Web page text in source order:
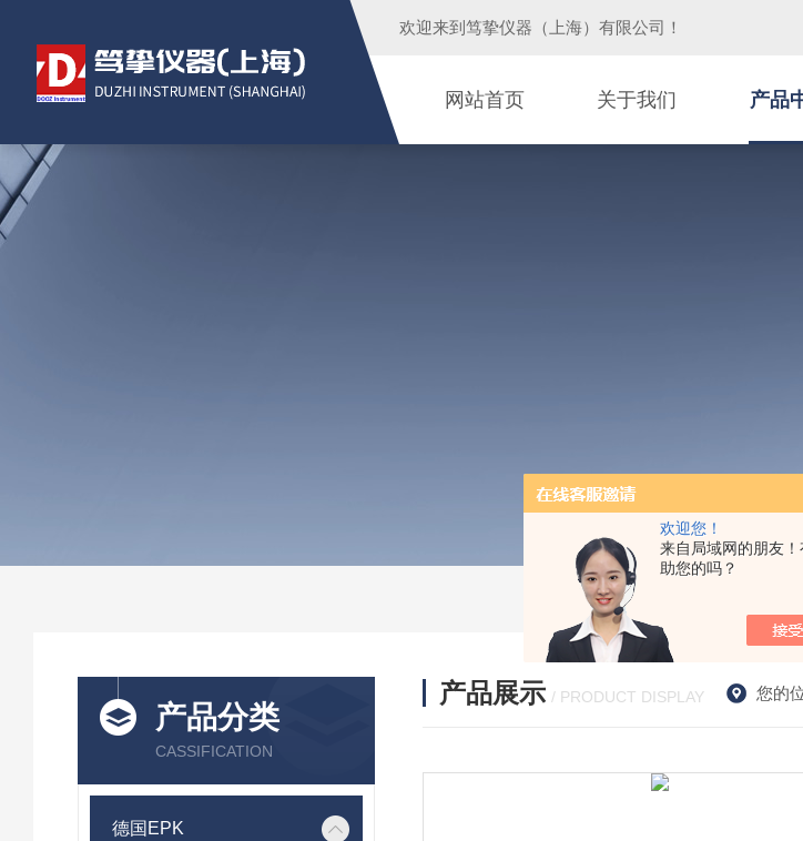
欢迎您！
来自局域网的朋友
助您的吗？
欢迎来到 笃挚仪器（上海）有限公司 ！
网站首页 关于我们 产品
产品分类
CASSIFICATION
德国EPK
产品展示 / PRODUCT DISPLAY 您的